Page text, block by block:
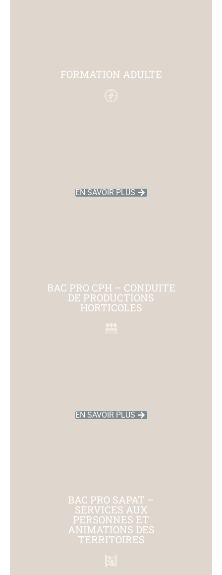
FORMATION ADULTE
EN SAVOIR PLUS
BAC PRO CPH – CONDUITE
DE PRODUCTIONS
HORTICOLES
EN SAVOIR PLUS
BAC PRO SAPAT –
SERVICES AUX
PERSONNES ET
ANIMATIONS DES
TERRITOIRES